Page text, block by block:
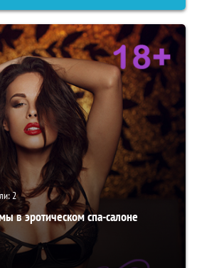
2
в эротическом спа-салоне